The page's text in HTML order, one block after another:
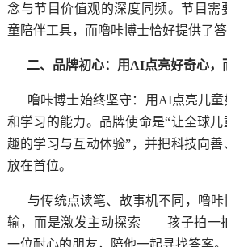
念与节目价值观的深度同频。节目需
童陪伴工具，而噜咔博士恰好提供了答
二、品牌初心：用AI点亮好奇心，
噜咔博士始终坚守：用AI点亮儿
和学习的能力。品牌使命是“让全球
趣的学习与互动体验”，并把科技向
放在首位。
与传统点读笔、故事机不同，噜
输，而是激发主动探索——孩子拍一
一位耐心的朋友，陪他一起寻找答案。